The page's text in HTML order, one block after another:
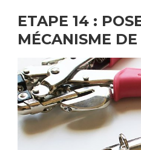
ETAPE 14 :
MÉCANISME DE